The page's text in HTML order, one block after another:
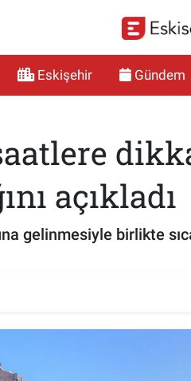
Eskişehir Gündem
açıkladı
gelinmesiyle birlikte